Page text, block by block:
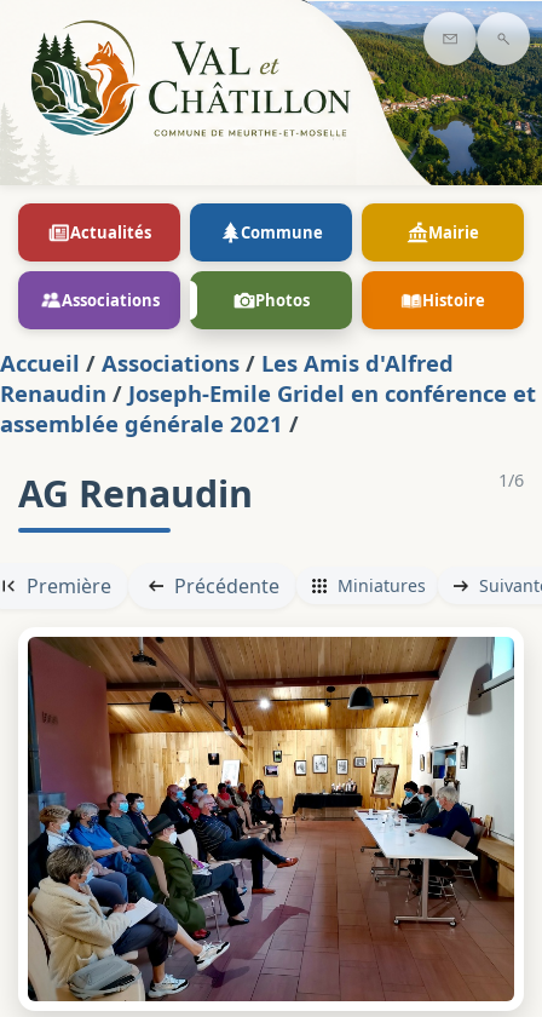
Contact
Actualités Commune Mairie
Associations Photos Histoire
Accueil / Associations / Les Amis d'Alfred
Renaudin / Joseph-Emile Gridel en conférence et
assemblée générale 2021 /
1/6
AG Renaudin
Première Précédente Miniatures